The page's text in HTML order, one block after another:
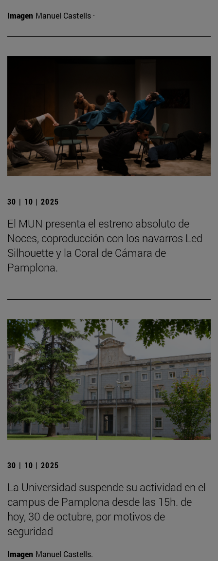
Imagen Manuel Castells ·
30 | 10 | 2025
El MUN presenta el estreno absoluto de
Noces, coproducción con los navarros Led
Silhouette y la Coral de Cámara de
Pamplona.
30 | 10 | 2025
La Universidad suspende su actividad en el
campus de Pamplona desde las 15h. de
hoy, 30 de octubre, por motivos de
seguridad
Imagen Manuel Castells.